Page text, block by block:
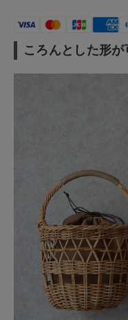
ころんとした形が